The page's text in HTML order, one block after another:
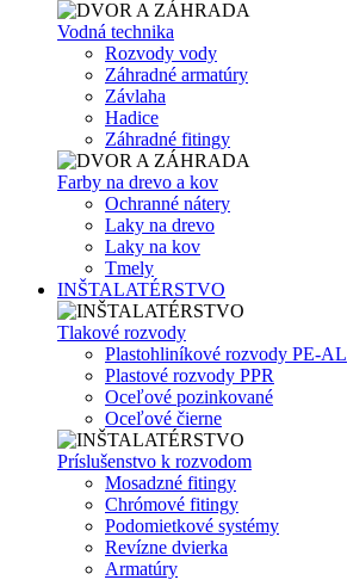
Vodná technika
Rozvody vody
Záhradné armatúry
Závlaha
Hadice
Záhradné fitingy
Farby na drevo a kov
Ochranné nátery
Laky na drevo
Laky na kov
Tmely
INŠTALATÉRSTVO
Tlakové rozvody
Plastohliníkové rozvody PE-AL
Plastové rozvody PPR
Oceľové pozinkované
Oceľové čierne
Príslušenstvo k rozvodom
Mosadzné fitingy
Chrómové fitingy
Podomietkové systémy
Revízne dvierka
Armatúry